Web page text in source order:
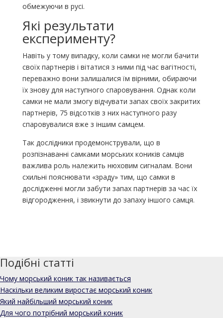
обмежуючи в русі.
Які результати
експерименту?
Навіть у тому випадку, коли самки не могли бачити
своїх партнерів і вітатися з ними під час вагітності,
переважно вони залишалися їм вірними, обираючи
їх знову для наступного спаровування. Однак коли
самки не мали змогу відчувати запах своїх закритих
партнерів, 75 відсотків з них наступного разу
спаровувалися вже з іншим самцем.
Так дослідники продемонстрували, що в
розпізнаванні самками морських коників самців
важлива роль належить нюховим сигналам. Вони
схильні пояснювати «зраду» тим, що самки в
дослідженні могли забути запах партнерів за час їх
відгородження, і звикнути до запаху іншого самця.
Подібні статті
Чому морський коник так називається
Наскільки великим виростає морський коник
Який найбільший морський коник
Для чого потрібний морський коник